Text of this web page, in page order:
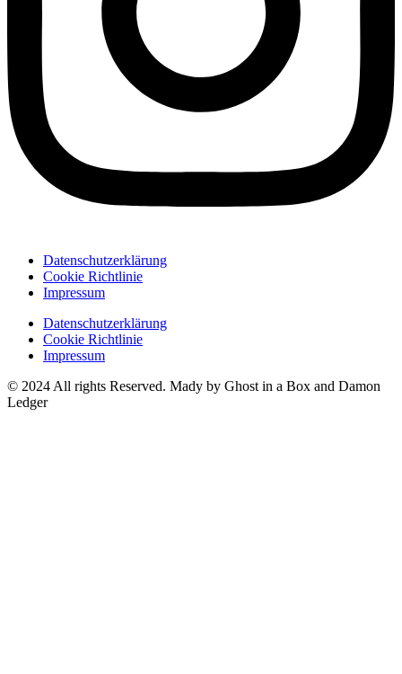
Datenschutzerklärung
Cookie Richtlinie
Impressum
Datenschutzerklärung
Cookie Richtlinie
Impressum
© 2024 All rights Reserved. Mady by Ghost in a Box and Damon
Ledger